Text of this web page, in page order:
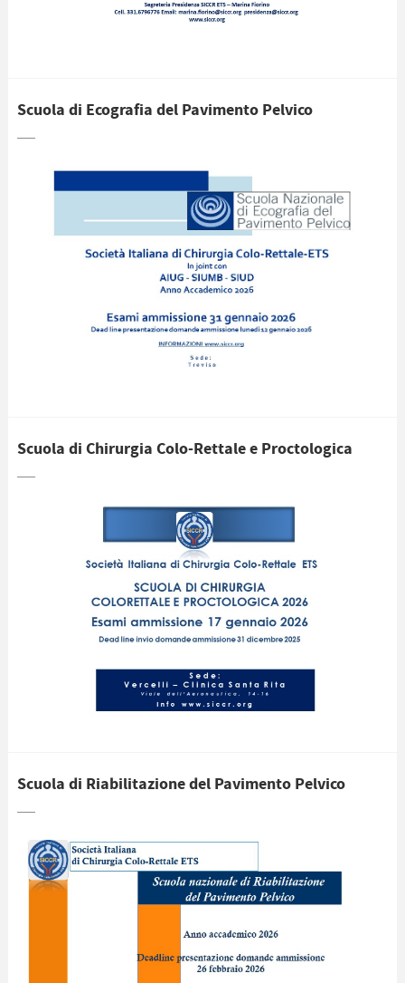
Scuola di Ecografia del Pavimento Pelvico
Scuola di Chirurgia Colo-Rettale e Proctologica
Scuola di Riabilitazione del Pavimento Pelvico